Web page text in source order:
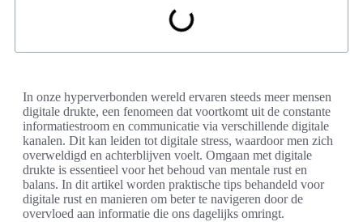
In onze hyperverbonden wereld ervaren steeds meer mensen
digitale drukte, een fenomeen dat voortkomt uit de constante
informatiestroom en communicatie via verschillende digitale
kanalen. Dit kan leiden tot digitale stress, waardoor men zich
overweldigd en achterblijven voelt. Omgaan met digitale
drukte is essentieel voor het behoud van mentale rust en
balans. In dit artikel worden praktische tips behandeld voor
digitale rust en manieren om beter te navigeren door de
overvloed aan informatie die ons dagelijks omringt.